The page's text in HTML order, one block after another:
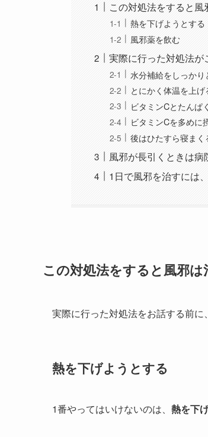
この対処法をすると風
熱を下げようとする
風邪薬を飲む
実際に行った対処法が
水分補給をしっかり
とにかく体温を上げ
ビタミンCとたんぱ
ビタミンCを多めに
後はひたすら寝まく
風邪が長引くときは病
1日で風邪を治すには
この対処法をすると風邪
実際に行った対処法をお話する前に
熱を下げようとする
1番やってはいけないのは、 熱を下